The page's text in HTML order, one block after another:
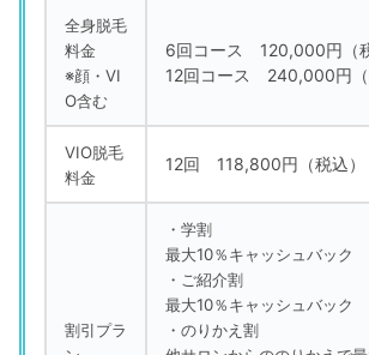
全身脱毛
料金
※顔・VI
O含む
6回コース 120,000円（税
12回コース 240,000円（
VIO脱毛
料金
12回 118,800円（税込）
割引プラ
・学割
最大10％キャッシュバック
・ご紹介割
最大10％キャッシュバック
・のりかえ割